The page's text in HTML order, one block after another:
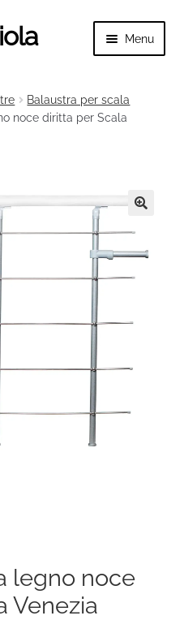
Menu
menu
child
Balaustra per scala
noce diritta per Scala
legno noce
Venezia